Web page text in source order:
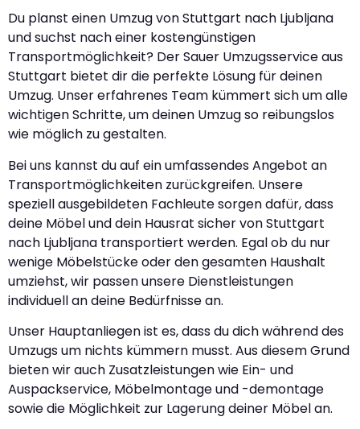
Du planst einen Umzug von Stuttgart nach Ljubljana
und suchst nach einer kostengünstigen
Transportmöglichkeit? Der Sauer Umzugsservice aus
Stuttgart bietet dir die perfekte Lösung für deinen
Umzug. Unser erfahrenes Team kümmert sich um alle
wichtigen Schritte, um deinen Umzug so reibungslos
wie möglich zu gestalten.
Bei uns kannst du auf ein umfassendes Angebot an
Transportmöglichkeiten zurückgreifen. Unsere
speziell ausgebildeten Fachleute sorgen dafür, dass
deine Möbel und dein Hausrat sicher von Stuttgart
nach Ljubljana transportiert werden. Egal ob du nur
wenige Möbelstücke oder den gesamten Haushalt
umziehst, wir passen unsere Dienstleistungen
individuell an deine Bedürfnisse an.
Unser Hauptanliegen ist es, dass du dich während des
Umzugs um nichts kümmern musst. Aus diesem Grund
bieten wir auch Zusatzleistungen wie Ein- und
Auspackservice, Möbelmontage und -demontage
sowie die Möglichkeit zur Lagerung deiner Möbel an.